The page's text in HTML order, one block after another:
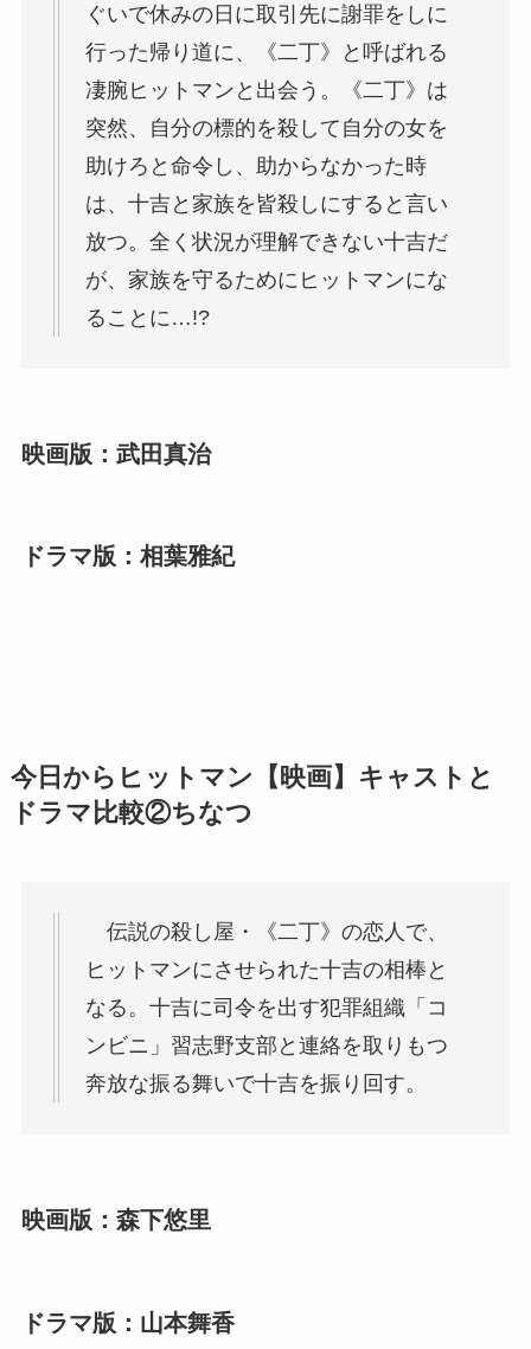
ぐいで休みの日に取引先に謝罪をしに
行った帰り道に、《二丁》と呼ばれる
凄腕ヒットマンと出会う。《二丁》は
突然、自分の標的を殺して自分の女を
助けろと命令し、助からなかった時
は、十吉と家族を皆殺しにすると言い
放つ。全く状況が理解できない十吉だ
が、家族を守るためにヒットマンにな
ることに…!?
映画版：武田真治
ドラマ版：相葉雅紀
今日からヒットマン【映画】キャストと
ドラマ比較②ちなつ
伝説の殺し屋・《二丁》の恋人で、
ヒットマンにさせられた十吉の相棒と
なる。十吉に司令を出す犯罪組織「コ
ンビニ」習志野支部と連絡を取りもつ
奔放な振る舞いで十吉を振り回す。
映画版：森下悠里
ドラマ版：山本舞香